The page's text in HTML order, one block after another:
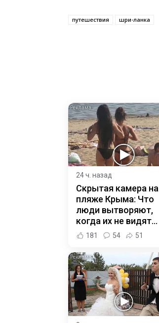
путешествия шри-ланка
24 ч. назад
Скрытая камера на
пляже Крыма: Что
люди вытворяют,
когда их не видят...
181 54 51